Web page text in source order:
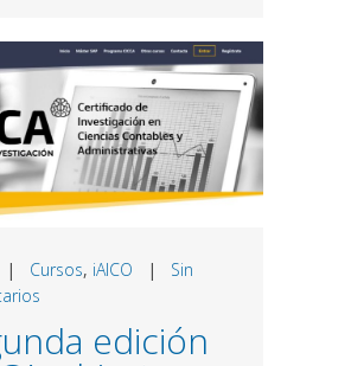
| Cursos, iAICO | Sin
edición